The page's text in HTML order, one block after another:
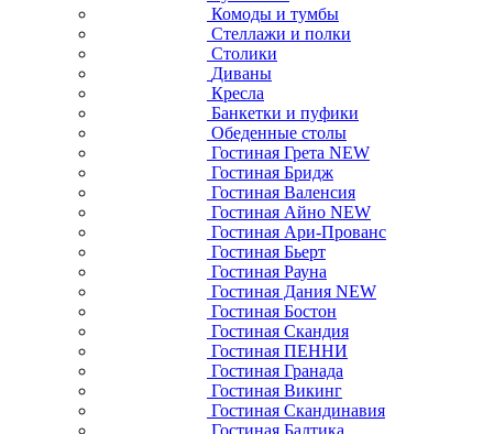
Комоды и тумбы
Стеллажи и полки
Столики
Диваны
Кресла
Банкетки и пуфики
Обеденные столы
Гостиная Грета NEW
Гостиная Бридж
Гостиная Валенсия
Гостиная Айно NEW
Гостиная Ари-Прованс
Гостиная Бьерт
Гостиная Рауна
Гостиная Дания NEW
Гостиная Бостон
Гостиная Скандия
Гостиная ПЕННИ
Гостиная Гранада
Гостиная Викинг
Гостиная Скандинавия
Гостиная Балтика